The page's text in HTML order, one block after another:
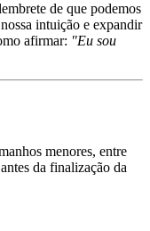
de que podemos
intuição e expandir
afirmar: "Eu sou
menores, entre
da finalização da